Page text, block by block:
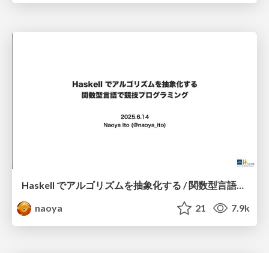
Haskell でアルゴリズムを抽象化する / 関数型言語で競技プログラミング
naoya
21 7.9k